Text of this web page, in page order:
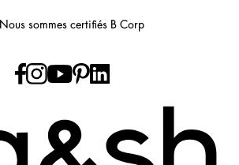
Nous sommes certifiés B Corp